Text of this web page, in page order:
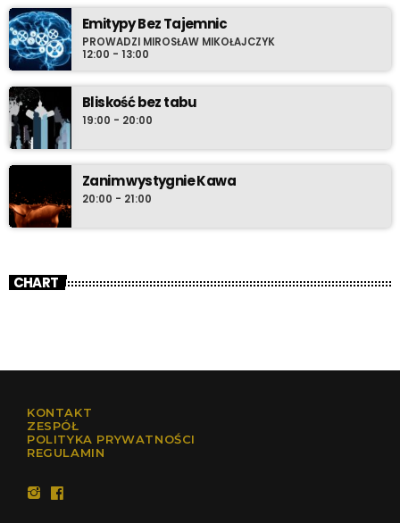
Emitypy Bez Tajemnic
PROWADZI MIROSŁAW MIKOŁAJCZYK
12:00 - 13:00
Bliskość bez tabu
19:00 - 20:00
Zanim wystygnie Kawa
20:00 - 21:00
CHART
KONTAKT
ZESPÓŁ
POLITYKA PRYWATNOŚCI
REGULAMIN